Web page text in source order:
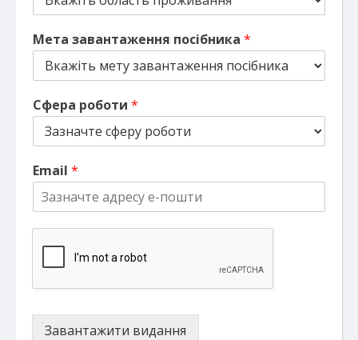
Мета завантаження посібника *
Сфера роботи *
Email *
Завантажити видання